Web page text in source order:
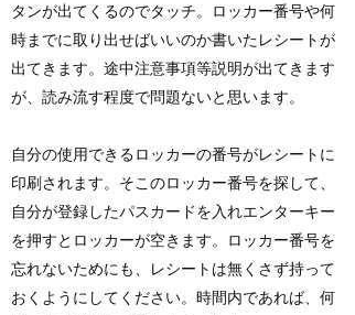
タンが出てくるのでタッチ。ロッカー番号や何
時までに取り出せばいいのか書いたレシートが
出てきます。途中注意事項等説明が出てきます
が、読み流す程度で問題ないと思います。
自分の使用できるロッカーの番号がレシートに
印刷されます。そこのロッカー番号を探して、
自分が登録したパスカードを入れエンターキー
を押すとロッカーが空きます。ロッカー番号を
忘れないためにも、レシートは無くさず持って
おくようにしてください。時間内であれば、何